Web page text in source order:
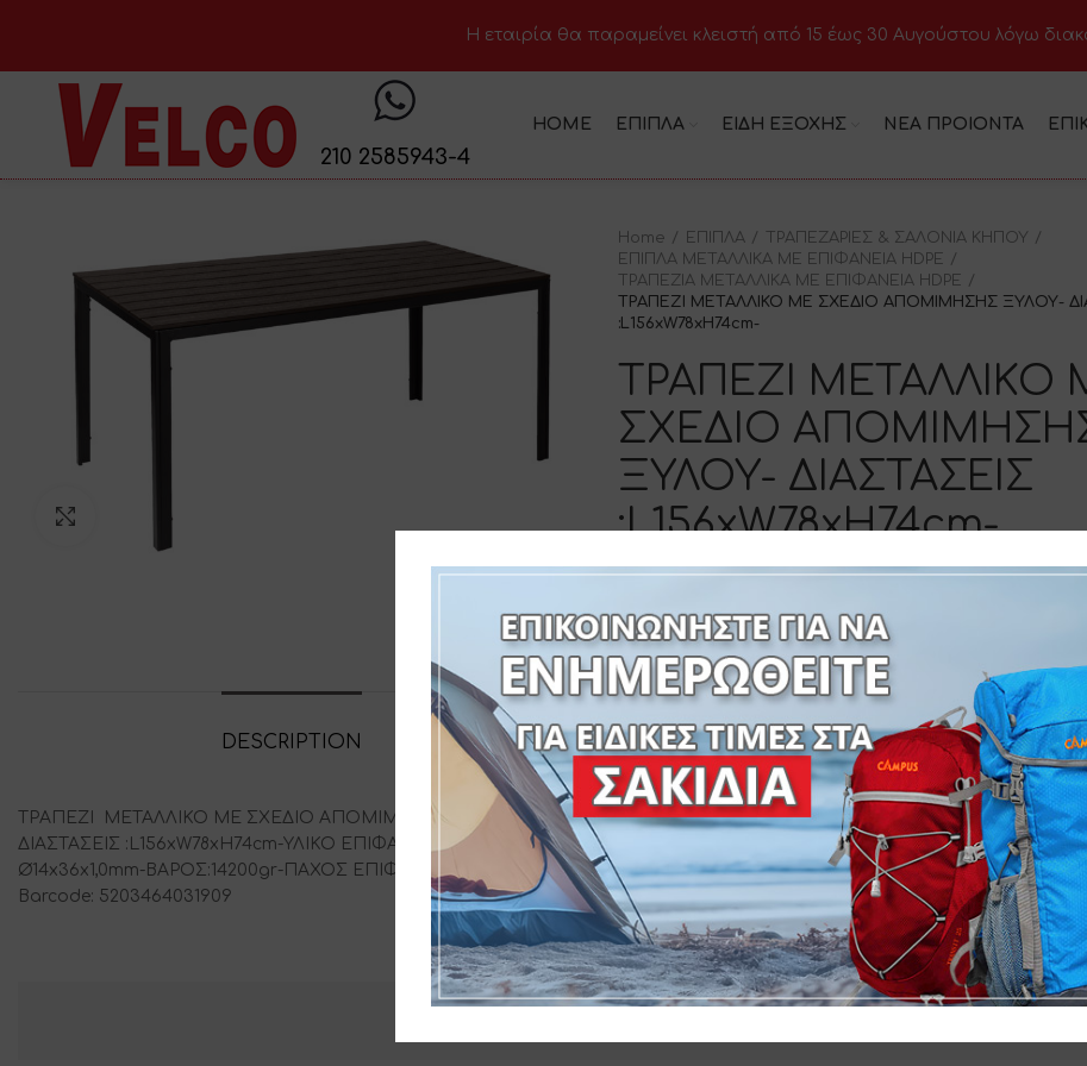
210 2585943-4
HOME ΕΠΙΠΛΑ ΕΙΔΗ ΕΞΟΧΗΣ ΝΕΑ ΠΡΟΙΟΝΤΑ
Click to enlarge
Home ΕΠΙΠΛΑ
ΤΡΑΠΕΖΑΡΙΕΣ & ΣΑΛΟΝΙΑ ΚΗΠΟΥ
ΕΠΙΠΛΑ ΜΕΤΑΛΛΙΚΑ ΜΕ ΕΠΙΦΑΝΕΙΑ HDPE
ΤΡΑΠΕΖΙΑ ΜΕΤΑΛΛΙΚΑ ΜΕ ΕΠΙΦΑΝΕΙΑ HDPE
ΤΡΑΠΕΖΙ ΜΕΤΑΛΛΙΚΟ ΜΕ ΣΧΕΔΙΟ ΑΠΟΜΙΜΗΣΗΣ ΞΥΛΟΥ-
:L156xW78xH74cm-
ΤΡΑΠΕΖΙ ΜΕΤΑΛΛΙΚΟ
ΣΧΕΔΙΟ
ΞΥΛΟΥ- ΔΙΑΣΤΑΣΕΙΣ
:L156xW78xH74cm-
SKU:31-31909
Σύγκριση
Προσθήκη στα Αγαπημένα
DESCRIPTION ADDITIONAL INFORMATION ΔΙΑΔΙΚΑΣΙΑ ΠΑΡΑΓΓΕΛΙΑΣ
ΤΡΑΠΕΖΙ ΜΕΤΑΛΛΙΚΟ ΜΕ ΣΧΕΔΙΟ ΑΠΟΜΙΜΗΣΗΣ ΞΥΛΟΥ- ΥΛΙΚΟ ΕΠΙΦΑΝΕΙΑΣ HDPE-ΠΟΛΥΑΙΘΥΛΕΝΙΟ ΥΨΗΛΗΣ
ΔΙΑΣΤΑΣΕΙΣ :L156xW78xH74cm-ΥΛΙΚΟ ΕΠΙΦΑΝΕΙΑΣ: HDPE ΠΟΛΥΑΙΘΥΛΕΝΙΟ ΥΨΗΛΗΣ ΠΥΚΝΟΤΗΤΑΣ- ΣΩΛΗΝΑΣ ΠΟΔΙΟΥ:
Ø14x36x1,0mm-ΒΑΡΟΣ:14200gr-ΠΑΧΟΣ ΕΠΙΦΑΝΕΙΑΣ:1,4cm-ΔΙΑΣΤΑΣΕΙΣ ΚΙΒΩΤΙΟΥ:159×80,5x6cm – Τ/Κ: 1-
Barcode: 5203464031909
H εταιρία θα παραμείνει κλειστή από 15 έως 30 Αυγούστου λόγω